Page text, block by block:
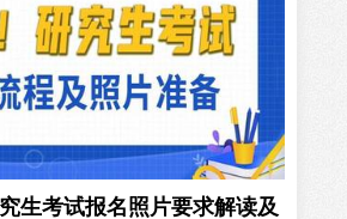
生考试报名照片要求解读及